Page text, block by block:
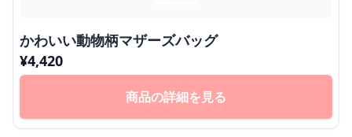
かわいい動物柄マザーズバッグ
¥4,420
商品の詳細を見る